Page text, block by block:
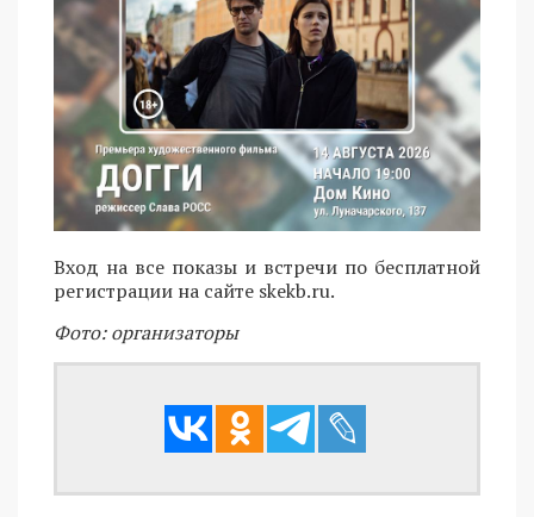
Вход на все показы и встречи по бесплатной
регистрации на сайте skekb.ru.
Фото: организаторы